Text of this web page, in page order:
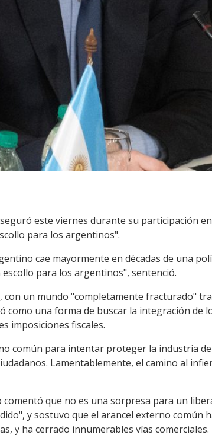
este viernes durante su participación
para los argentinos".
cae mayormente en décadas de una
para los argentinos", sentenció.
con un mundo "completamente fracturado"
como una forma de buscar la integración de
imposiciones fiscales.
común para intentar proteger la industria
Lamentablemente, el camino al
que no es una sorpresa para un
y sostuvo que el arancel externo común
y ha cerrado innumerables vías comerciales.